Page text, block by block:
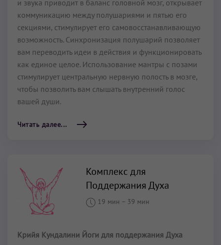
и звука приводит в баланс головной мозг, открывает
коммуникацию между полушариями и пятью его
секциями, стимулирует его самовосстанавливающую
возможность. Синхронизация полушарий позволяет
вам переводить идеи в действия и функционировать
как единое целое. Использование мантры с позами
стимулирует центральную нервную полость в мозге,
чтобы позволить вам слышать внутренний голос
вашей души.
Читать далее...
Комплекс для
Поддержания Духа
19 мин – 39 мин
Крийя Кундалини Йоги для поддержания Духа